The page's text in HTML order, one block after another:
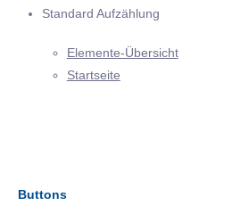
Standard Aufzählung
Elemente-Übersicht
Startseite
Buttons